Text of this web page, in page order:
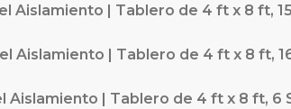
Aislamiento | Tablero de 4 ft x 8 ft,
Aislamiento | Tablero de 4 ft x 8 ft,
Aislamiento | Tablero de 4 ft x 8 ft, 6